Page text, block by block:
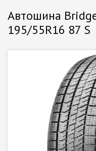
Автошина
195/55R16 87 S